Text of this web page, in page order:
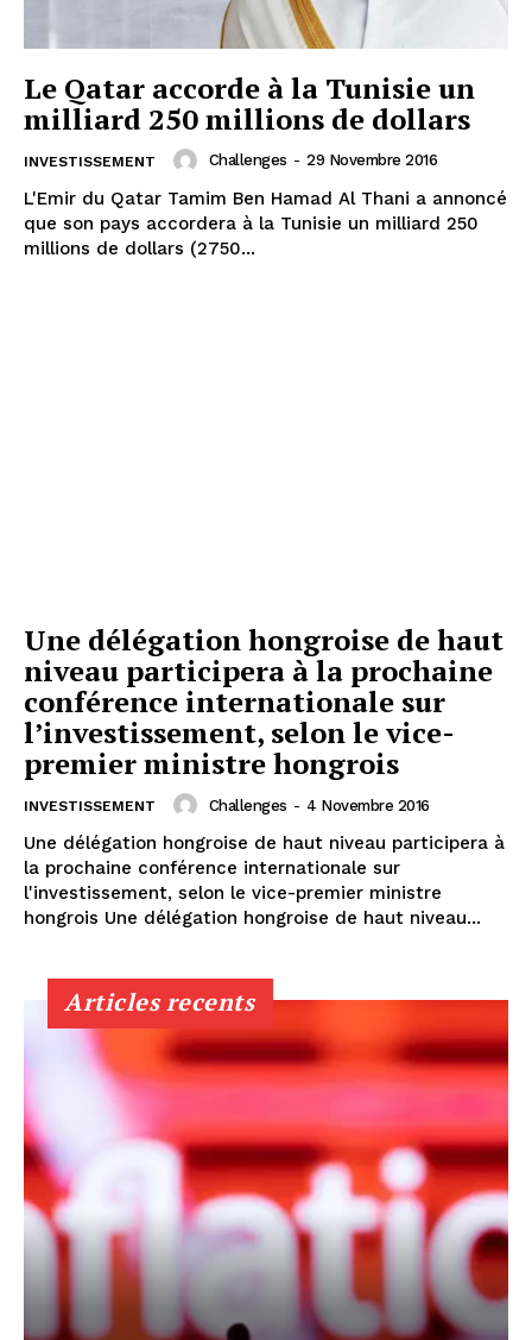
Le Qatar accorde à la Tunisie un
milliard 250 millions de dollars
INVESTISSEMENT Challenges - 29 Novembre 2016
L'Emir du Qatar Tamim Ben Hamad Al Thani a annoncé
que son pays accordera à la Tunisie un milliard 250
millions de dollars (2750...
Une délégation hongroise de haut
niveau participera à la prochaine
conférence internationale sur
l’investissement, selon le vice-
premier ministre hongrois
INVESTISSEMENT Challenges - 4 Novembre 2016
Une délégation hongroise de haut niveau participera à
la prochaine conférence internationale sur
l'investissement, selon le vice-premier ministre
hongrois Une délégation hongroise de haut niveau...
Articles recents